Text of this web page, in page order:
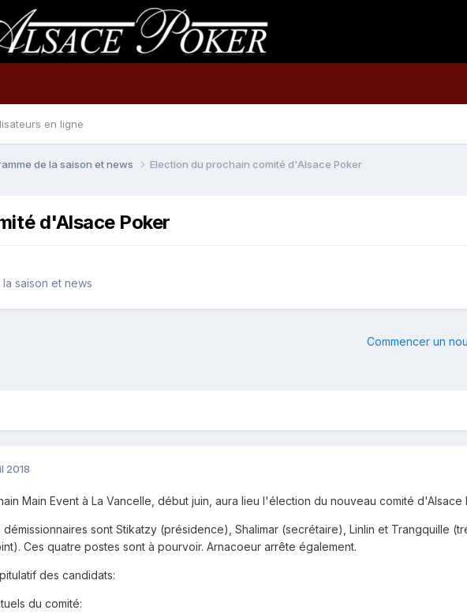
en ligne
de la saison et news Election du prochain comité d'Alsace Poker
d'Alsace Poker
saison et news
Commencer un
2018
Main Event à La Vancelle, début juin, aura lieu l'élection du nouveau comité d'Alsace
démissionnaires sont Stikatzy (présidence), Shalimar (secrétaire), Linlin et Trangquille
Ces quatre postes sont à pourvoir. Arnacoeur arrête également.
des candidats:
du comité: